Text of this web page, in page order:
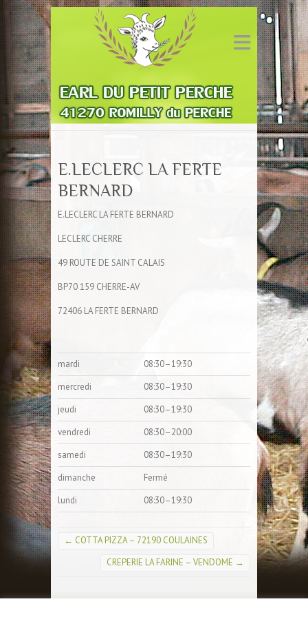
E.LECLERC LA FERTE
BERNARD
E.LECLERC LA FERTE BERNARD
LECLERC CHERRE
49 ROUTE DE SAINT CALAIS
BP70 159 CHERRE-AV
72406 LA FERTE BERNARD
mardi
08:30–19:30
mercredi
08:30–19:30
jeudi
08:30–19:30
vendredi
08:30–20:00
samedi
08:30–19:30
dimanche
Fermé
lundi
08:30–19:30
← COTTA PIZZA – 72190 COULAINES
CREPERIE LA FARINE – VENDOME →